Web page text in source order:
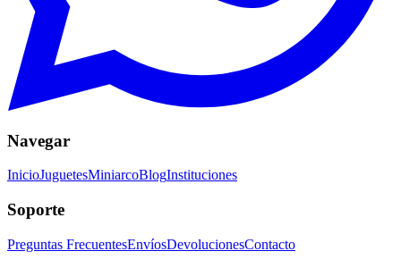
Navegar
InicioJuguetesMiniarcoBlogInstituciones
Soporte
Preguntas FrecuentesEnvíosDevolucionesContacto